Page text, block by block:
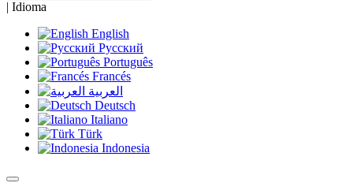
| Idioma
English
Русский
Português
Francés
العربية
Deutsch
Italiano
Türk
Indonesia